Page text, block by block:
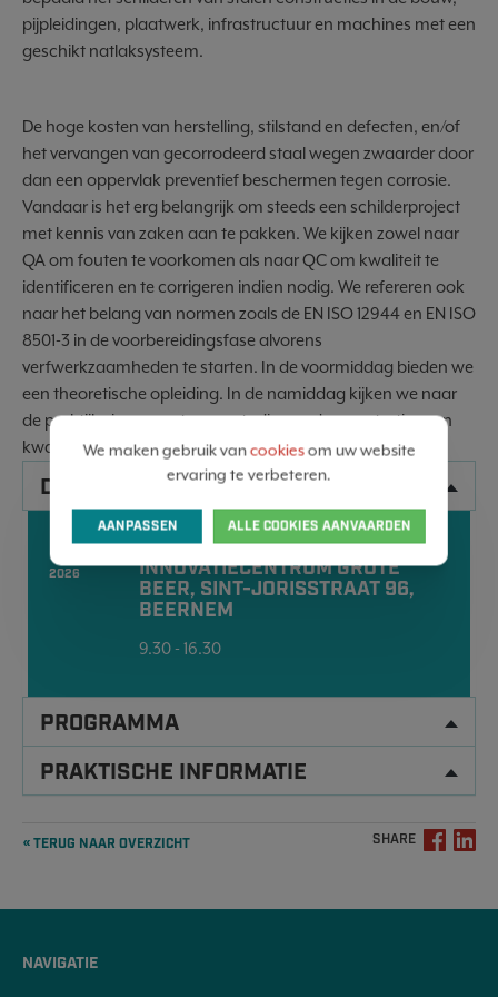
pijpleidingen, plaatwerk, infrastructuur en machines met een
geschikt natlaksysteem.
De hoge kosten van herstelling, stilstand en defecten, en/of
het vervangen van gecorrodeerd staal wegen zwaarder door
dan een oppervlak preventief beschermen tegen corrosie.
Vandaar is het erg belangrijk om steeds een schilderproject
met kennis van zaken aan te pakken. We kijken zowel naar
QA om fouten te voorkomen als naar QC om kwaliteit te
identificeren en te corrigeren indien nodig. We refereren ook
naar het belang van normen zoals de EN ISO 12944 en EN ISO
8501-3 in de voorbereidingsfase alvorens
verfwerkzaamheden te starten. In de voormiddag bieden we
een theoretische opleiding. In de namiddag kijken we naar
de praktijk via concrete casestudies en demonstraties van
kwaliteitstesten.
DATA
27
JAN
2026
SCICON WORLDWIDE, P.A.
INNOVATIECENTRUM GROTE
BEER, SINT-JORISSTRAAT 96,
BEERNEM
9.30 - 16.30
PROGRAMMA
PRAKTISCHE INFORMATIE
« TERUG NAAR OVERZICHT SHARE
NAVIGATIE
We maken gebruik vancookiesom uw website
ervaring te verbeteren.
AANPASSEN ALLE COOKIES AANVAARDEN